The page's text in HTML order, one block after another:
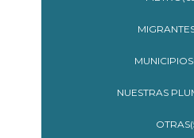
NUESTRAS